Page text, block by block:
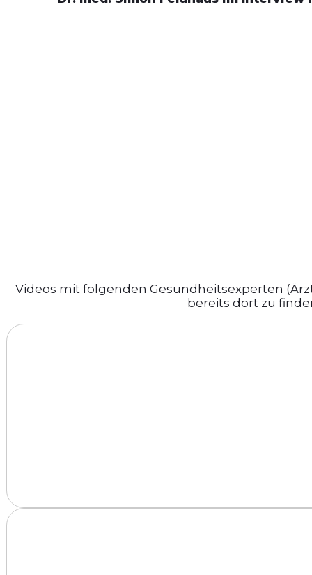
Videos mit folgenden Gesundheitsexperten
bereits dort zu